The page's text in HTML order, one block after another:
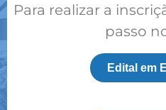
Para realizar a
passo
Edital em